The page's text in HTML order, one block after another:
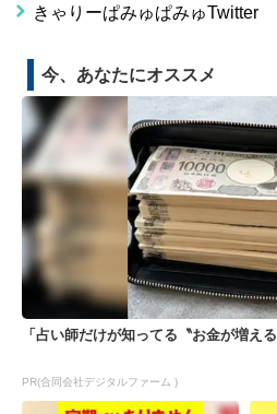
きゃりーぱみゅぱみゅTwitter
今、あなたにオススメ
「占い師だけが知ってる〝お金が増え
PR(合同会社デジタルファーム )